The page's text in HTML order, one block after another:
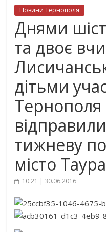
Новини Тернополя
Днями
та двоє
дітьми
Тернополя
тижневу
місто
10:21 | 30.06.2016